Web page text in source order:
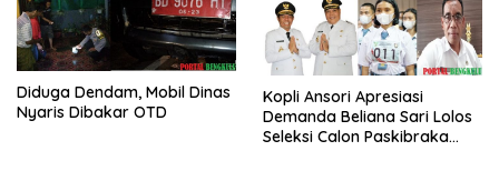
Diduga Dendam, Mobil Dinas
Nyaris Dibakar OTD
Kopli Ansori Apresiasi
Demanda Beliana Sari Lolos
Seleksi Calon Paskibraka